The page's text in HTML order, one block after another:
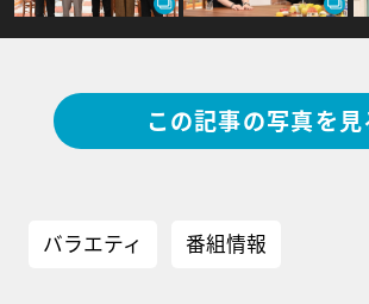
この記事の写真を見
バラエティ 番組情報